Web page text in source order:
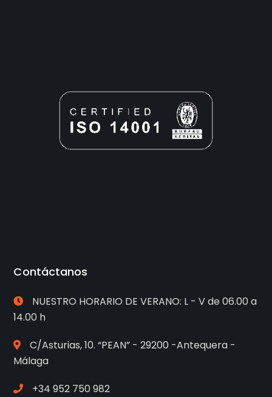
Contáctanos
NUESTRO HORARIO DE VERANO: L - V de 06.00 a
14.00 h
C/Asturias, 10. “PEAN” - 29200 -Antequera -
Málaga
+34 952 750 982